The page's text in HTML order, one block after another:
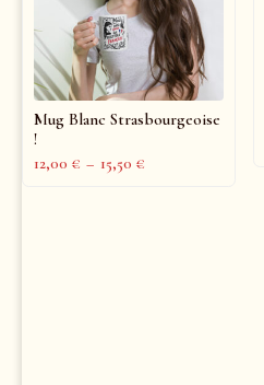
Mug Blanc Strasbourgeoise
!
12,00 € – 15,50 €